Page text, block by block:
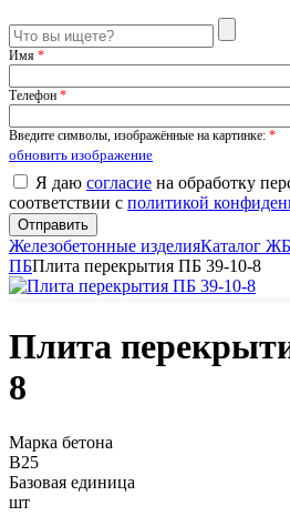
Имя *
Телефон *
Введите символы, изображённые на картинке: *
обновить изображение
Я даю согласие на обработку
соответствии с политикой
Железобетонные изделияКаталог
ПБПлита перекрытия ПБ 39-10-8
Плита
8
Марка бетона
B25
Базовая единица
шт